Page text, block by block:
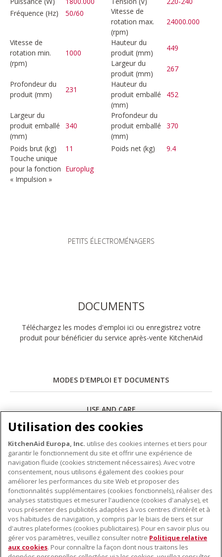
Fréquence (Hz)
50/60
Vitesse de
rotation max.
(rpm)
24000.000
Vitesse de
rotation min.
(rpm)
1000
Hauteur du
produit (mm)
449
Largeur du
produit (mm)
267
Profondeur du
produit (mm)
231
Hauteur du
produit emballé
(mm)
452
Largeur du
produit emballé
(mm)
340
Profondeur du
produit emballé
(mm)
370
Poids brut (kg) 11 Poids net (kg)
9.4
Touche unique
pour la fonction
« Impulsion »
Europlug
PETITS ÉLECTROMÉNAGERS
DOCUMENTS
Téléchargez les modes d'emploi ici ou enregistrez votre
produit pour bénéficier du service après-vente KitchenAid
MODES D'EMPLOI ET DOCUMENTS
USE AND CARE
Télécharger
À PROPOS DE KITCHENAID
À propos de KitchenAid
Histoire de la marque
Communiqués de presse
NOS PRODUITS
Petits électroménagers
Matériel de cuisine
SERVICE CLIENT
Utilisation des cookies
KitchenAid Europa, Inc. utilise des cookies internes et tiers pour
garantir le fonctionnement du site et offrir une expérience de
navigation fluide (cookies strictement nécessaires). Avec votre
consentement, nous utilisons également des cookies pour
améliorer les performances du site Web et proposer des
fonctionnalités supplémentaires (cookies fonctionnels), réaliser des
analyses statistiques et mesurer l'audience (cookies d'analyse), et
vous présenter des publicités adaptées à vos centres d'intérêt et à
vos habitudes de navigation, y compris par le biais de tiers et sur
d'autres plateformes (cookies publicitaires). Pour en savoir plus ou
gérer vos paramètres, veuillez consulter notre Politique relative
aux cookies. Pour connaître la façon dont nous traitons les